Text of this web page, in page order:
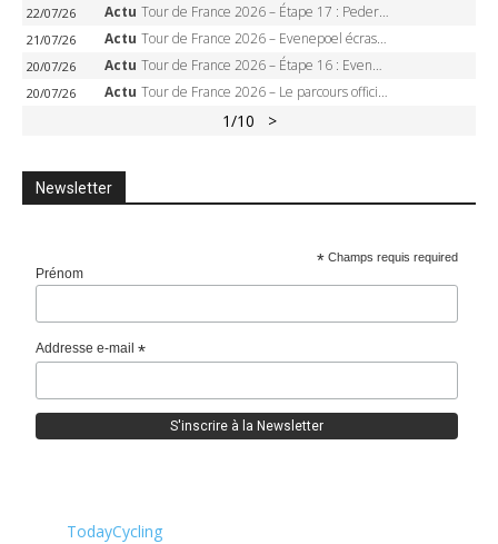
22/07/26 Actu Tour de France 2026 – Étape 17 : Pedersen peut-il verrouiller le maillot vert à Voiron ?
21/07/26 Actu Tour de France 2026 – Evenepoel écrase le chrono d’Évian, Seixas 4e, Lipowitz abandonne
20/07/26 Actu Tour de France 2026 – Étape 16 : Evenepoel, Pogacar, Ganna… qui domptera le chrono d’Évian pour redessiner le podium ?
20/07/26 Actu Tour de France 2026 – Le parcours officiel complet : 21 étapes, profils, carte et dates
1/10 >
Newsletter
* Champs requis required
Prénom
Addresse e-mail*
TodayCycling